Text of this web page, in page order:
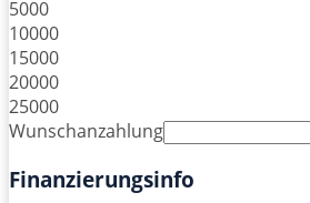
5000
10000
15000
20000
25000
Wunschanzahlung
Finanzierungsinfo